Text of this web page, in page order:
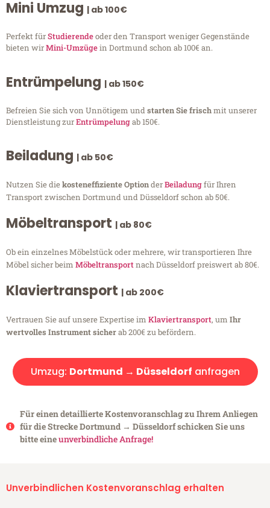
Mini Umzug | ab 100€
Perfekt fürStudierendeoder den Transport weniger Gegenstände
bieten wirMini-Umzügein Dortmund schon ab 100€ an.
Entrümpelung | ab 150€
Befreien Sie sich von Unnötigem undstarten Sie frischmit unserer
Dienstleistung zurEntrümpelungab 150€.
Beiladung | ab 50€
Nutzen Sie diekosteneffiziente OptionderBeiladungfür Ihren
Transport zwischen Dortmund und Düsseldorf schon ab 50€.
Möbeltransport | ab 80€
Ob ein einzelnes Möbelstück oder mehrere, wir transportieren Ihre
Möbel sicher beim Möbeltransportnach Düsseldorf preiswert ab 80€.
Klaviertransport | ab 200€
Vertrauen Sie auf unsere Expertise im Klaviertransport, um Ihr
wertvolles Instrument sicherab 200€ zu befördern.
Umzug: Dortmund → Düsseldorf anfragen
Für einen detaillierte Kostenvoranschlag zu Ihrem Anliegen
für die Strecke Dortmund → Düsseldorf schicken Sie uns
bitte eineunverbindliche Anfrage!
Unverbindlichen Kostenvoranschlag erhalten